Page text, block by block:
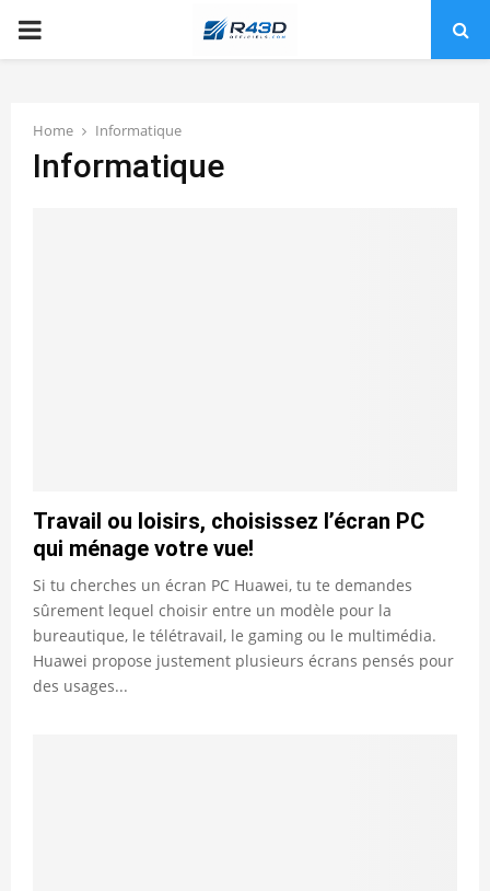
PRIMARY
Home Informatique
Informatique
Travail ou loisirs, choisissez l’écran PC
qui ménage votre vue!
Si tu cherches un écran PC Huawei, tu te demandes
sûrement lequel choisir entre un modèle pour la
bureautique, le télétravail, le gaming ou le multimédia.
Huawei propose justement plusieurs écrans pensés pour
des usages...